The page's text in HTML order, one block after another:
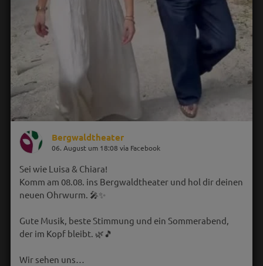
Bergwaldtheater
06. August um 18:08 via Facebook
Sei wie Luisa & Chiara!
Komm am 08.08. ins Bergwaldtheater und hol dir deinen
neuen Ohrwurm. 🎤✨
Gute Musik, beste Stimmung und ein Sommerabend,
der im Kopf bleibt. 🌿🎵
Wir sehen uns…